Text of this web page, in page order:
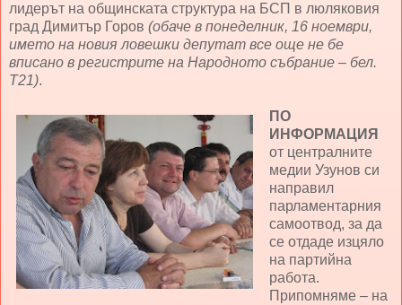
лидерът на общинската структура на БСП в люляковия
град Димитър Горов (обаче в понеделник, 16 ноември,
името на новия ловешки депутат все още не бе
вписано в регистрите на Народното събрание – бел.
Т21).
ПО
ИНФОРМАЦИЯ
от централните
медии Узунов си
направил
парламентарния
самоотвод, за да
се отдаде изцяло
на партийна
работа.
Припомняме – на